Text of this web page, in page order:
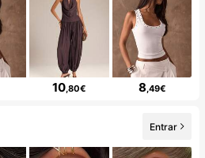
10,80€ 8,49€
Entrar